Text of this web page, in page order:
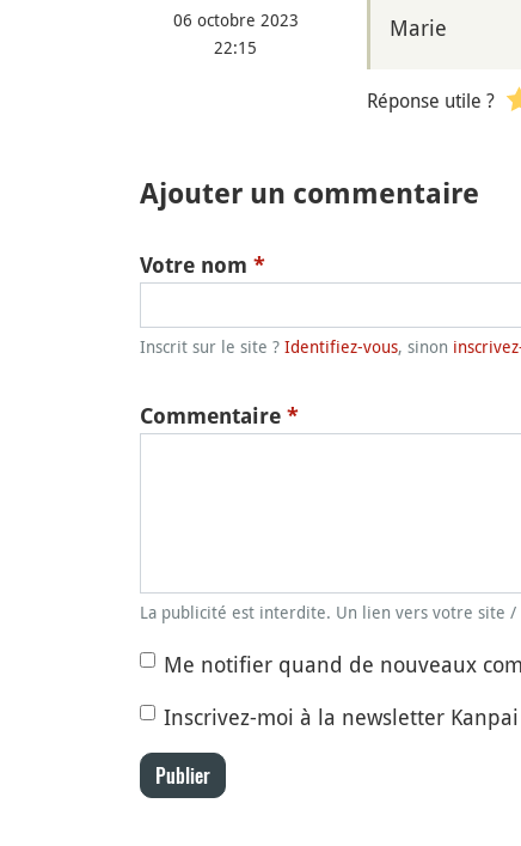
06 octobre 2023
22:15
Marie
Réponse utile ?
Ajouter un commentaire
Votre nom *
Inscrit sur le site ? Identifiez-vous, sinon
Commentaire *
La publicité est interdite. Un lien vers votre site
Me notifier quand de nouveaux
Inscrivez-moi à la newsletter Kanpai
Publier